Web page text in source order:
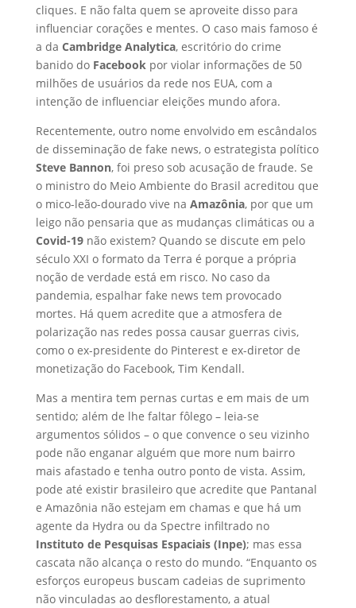
cliques. E não falta quem se aproveite disso para
influenciar corações e mentes. O caso mais famoso é
a da Cambridge Analytica, escritório do crime
banido do Facebook por violar informações de 50
milhões de usuários da rede nos EUA, com a
intenção de influenciar eleições mundo afora.
Recentemente, outro nome envolvido em escândalos
de disseminação de fake news, o estrategista político
Steve Bannon, foi preso sob acusação de fraude. Se
o ministro do Meio Ambiente do Brasil acreditou que
o mico-leão-dourado vive na Amazônia, por que um
leigo não pensaria que as mudanças climáticas ou a
Covid-19não existem? Quando se discute em pelo
século XXI o formato da Terra é porque a própria
noção de verdade está em risco. No caso da
pandemia, espalhar fake news tem provocado
mortes. Há quem acredite que a atmosfera de
polarização nas redes possa causar guerras civis,
como o ex-presidente do Pinterest e ex-diretor de
monetização do Facebook, Tim Kendall.
Mas a mentira tem pernas curtas e em mais de um
sentido; além de lhe faltar fôlego – leia-se
argumentos sólidos – o que convence o seu vizinho
pode não enganar alguém que more num bairro
mais afastado e tenha outro ponto de vista. Assim,
pode até existir brasileiro que acredite que Pantanal
e Amazônia não estejam em chamas e que há um
agente da Hydra ou da Spectre infiltrado no
Instituto de Pesquisas Espaciais (Inpe); mas essa
cascata não alcança o resto do mundo. “Enquanto os
esforços europeus buscam cadeias de suprimento
não vinculadas ao desflorestamento, a atual